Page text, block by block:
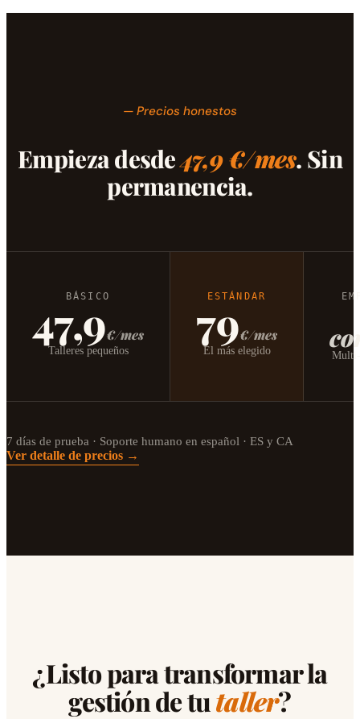
— Precios honestos
Empieza desde47,9 €/mes. Sin
permanencia.
BÁSICO
47,9€/mes
Talleres pequeños
ESTÁNDAR
79€/mes
El más elegido
7 días de prueba · Soporte humano en español · ES y CA
Ver detalle de precios →
¿Listo para transformar la
gestión de tutaller?